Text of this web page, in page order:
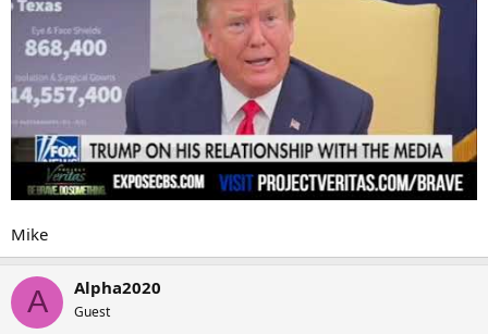
Mike
A Alpha2020
Guest